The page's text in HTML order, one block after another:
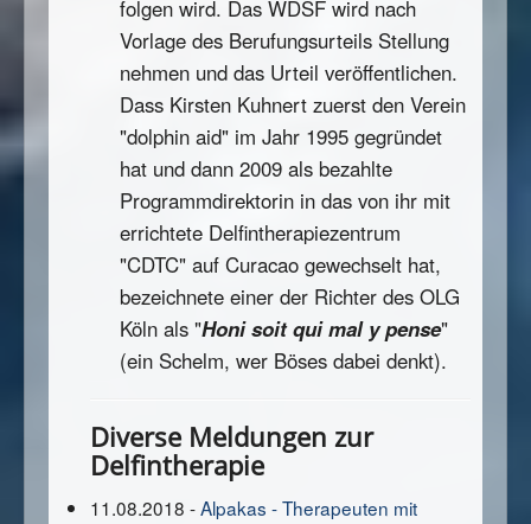
folgen wird. Das WDSF wird nach
Vorlage des Berufungsurteils Stellung
nehmen und das Urteil veröffentlichen.
Dass Kirsten Kuhnert zuerst den Verein
"dolphin aid" im Jahr 1995 gegründet
hat und dann 2009 als bezahlte
Programmdirektorin in das von ihr mit
errichtete Delfintherapiezentrum
"CDTC" auf Curacao gewechselt hat,
bezeichnete einer der Richter des OLG
Köln als "Honi soit qui mal y pense"
(ein Schelm, wer Böses dabei denkt).
Diverse Meldungen zur
Delfintherapie
11.08.2018 -Alpakas -Therapeuten mit